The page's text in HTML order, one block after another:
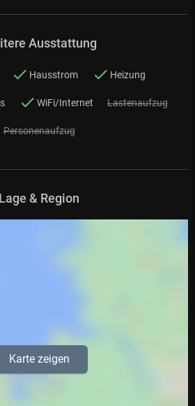
Ausstattung
Hausstrom Heizung
WiFi/Internet Lastenaufzug
Personenaufzug
Lage & Region
Karte zeigen